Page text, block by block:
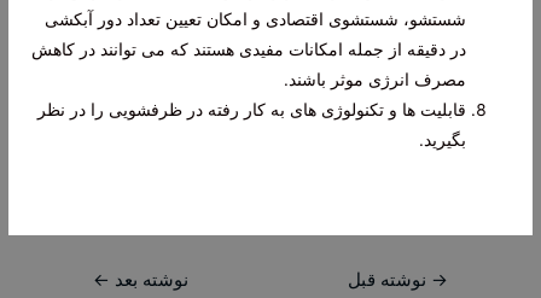
شستشو، شستشوی اقتصادی و امکان تعیین تعداد دور آبکشی
در دقیقه از جمله امکانات مفیدی هستند که می توانند در کاهش
مصرف انرژی موثر باشند.
قابلیت ها و تکنولوژی های به کار رفته در ظرفشویی را در نظر
بگیرید.
راهبری
→ نوشته قبل نوشته بعد ←